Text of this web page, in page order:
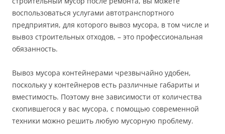
воспользоваться услугами автотранспортного
предприятия, для которого вывоз мусора, в том числе и
вывоз строительных отходов, – это профессиональная
обязанность.
Вывоз мусора контейнерами чрезвычайно удобен,
поскольку у контейнеров есть различные габариты и
вместимость. Поэтому вне зависимости от количества
скопившегося у вас мусора, с помощью современной
техники можно решить любую мусорную проблему.